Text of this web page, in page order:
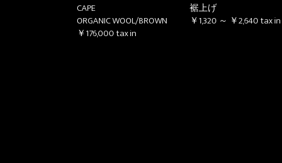
CAPE
ORGANIC WOOL/BROWN
￥176,000tax in
裾上げ
￥1,320 ～ ￥2,640tax in